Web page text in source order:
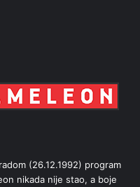
(26.12.1992) program
nikada nije stao, a boje